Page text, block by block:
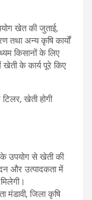
खेत की जुताई,
तथा अन्य कृषि कार्यों
किसानों के लिए
के कार्य पूरे किए
के उपयोग से खेती की
और उत्पादकता में
मंडावी, जिला कृषि